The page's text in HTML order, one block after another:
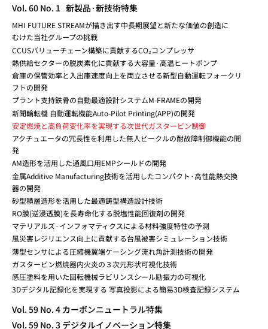
Vol. 60 No. 1 新製品·新技術特集
MHI FUTURE STREAMが描き出す中長期展望と新たな価値の創造に
むけた当社グループの挑戦
CCUSバリューチェーン構築に貢献するCO₂コンプレッサ
熱供給セクターの脱炭素化に貢献する大容量·高温ヒートポンプ
倉庫の保管効率と入出庫速度向上を両立させる新型自動運転フォークリ
フトの開発
プラント支持鉄骨の自動最適設計システムM-FRAMEの開発
新聞輪転機 自動運転機能Auto-Pilot Printing(APP)の開発
安定燃焼と高負荷変化率を実現する次世代ガスタービン制御
アクチュエータの冗長性を利用した無人ビークルの耐故障制御機能の開
発
AM造形を活用した通風口用EMPシールドの開発
金属Additive Manufacturing技術を活用したコンパクト·高性能熱交換
器の開発
砂型積層造形を活用した最適鋳型構造設計技術
RO膜(逆浸透膜)を長寿命化する脱塩性能回復剤の開発
マテリアルズ·インフォマティクスによる材料強度特性の予測
風災害レジリエンス向上に貢献する台風被害シミュレーション技術
薄型センサによる圧縮機翼端ケーシング流れ角計測技術の開発
ガスタービン燃焼器内火炎の３次元形状可視化技術
感圧塗料を用いた回転機械ラビリンスシール励振力の可視化
3Dデジタル記録化を実現する 写真投影による簡易3D検査記録システム
Vol. 59 No. 4 カーボンニュートラル特集
Vol. 59 No. 3 デジタルイノベーション特集